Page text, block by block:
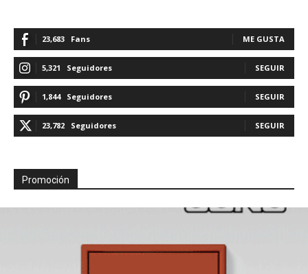
23,683 Fans ME GUSTA
5,321 Seguidores SEGUIR
1,844 Seguidores SEGUIR
23,782 Seguidores SEGUIR
Promoción